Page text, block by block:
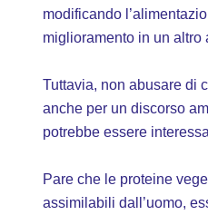
modificando
miglioramento in un altro
Tuttavia, non abusare di
anche per un discorso
potrebbe essere
Pare che le proteine
assimilabili dall’uomo,